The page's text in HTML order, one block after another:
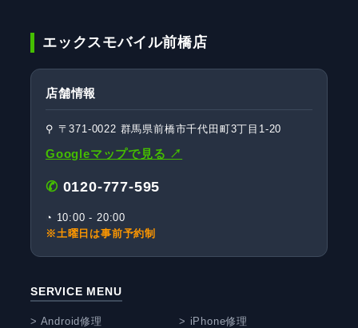
エックスモバイル前橋店
店舗情報
⚲ 〒371-0022 群馬県前橋市千代田町3丁目1-20
Googleマップで見る ↗
✆ 0120-777-595
◔ 10:00 - 20:00
※土曜日は事前予約制
SERVICE MENU
> Android修理
> iPhone修理